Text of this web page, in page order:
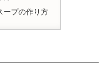
ープの作り方